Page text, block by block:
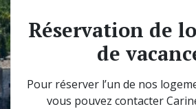
Réservation de
de
Pour réserver l’un de nos
vous pouvez contacter